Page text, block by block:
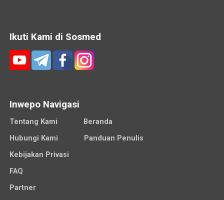
Ikuti Kami di Sosmed
Inwepo Navigasi
Tentang Kami
Beranda
Hubungi Kami
Panduan Penulis
Kebijakan Privasi
FAQ
Partner